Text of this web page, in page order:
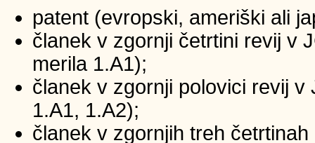
patent (evropski, ameriški ali
članek v zgornji četrtini revij v
merila 1.A1);
članek v zgornji polovici revij
1.A1, 1.A2);
članek v zgornjih treh